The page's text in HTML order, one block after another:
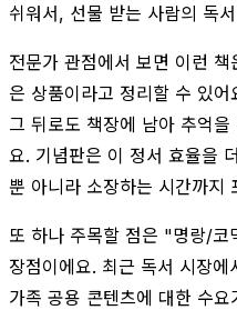
쉬워서, 선물 받는 사람의 독
전문가 관점에서 보면 이런
은 상품이라고 정리할 수 있
그 뒤로도 책장에 남아 추억
요. 기념판은 이 정서 효율을
뿐 아니라 소장하는 시간까지
또 하나 주목할 점은 "명랑/코
장점이에요. 최근 독서 시장
가족 공용 콘텐츠에 대한 수